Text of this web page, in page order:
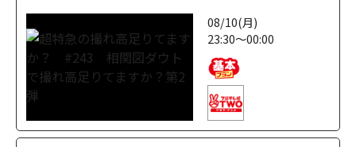
08/10(月)
23:30～00:00